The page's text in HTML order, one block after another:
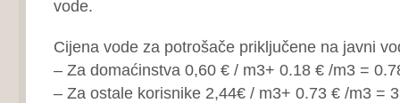
vode.
Cijena vode za potrošače priključene na javni
– Za domaćinstva 0,60 € / m3+ 0.18 € /m3 =
– Za ostale korisnike 2,44€ / m3+ 0.73 € /m3 =